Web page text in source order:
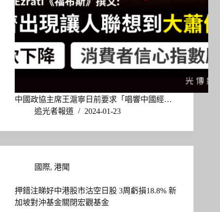
中國政協主席王滬寧日前要求「唱響中國經…
追光者報道
2024-01-23
國際, 港聞
押錯注睇好中港股市沽空日股 3周虧損18.8% 新
加坡對沖基金關閉宏觀基金